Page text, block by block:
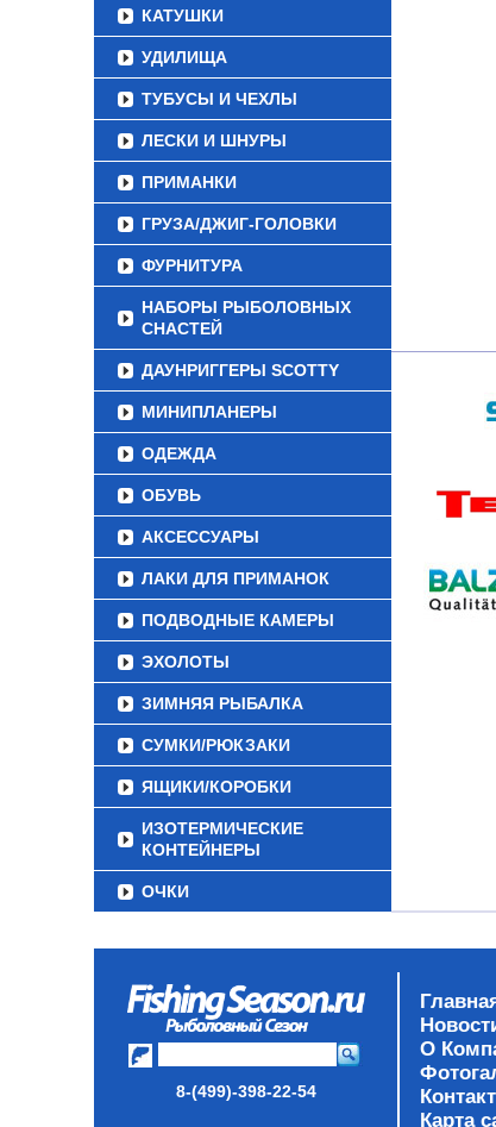
КАТУШКИ
УДИЛИЩА
ТУБУСЫ И ЧЕХЛЫ
ЛЕСКИ И ШНУРЫ
ПРИМАНКИ
ГРУЗА/ДЖИГ-ГОЛОВКИ
ФУРНИТУРА
НАБОРЫ РЫБОЛОВНЫХ
СНАСТЕЙ
ДАУНРИГГЕРЫ SCOTTY
МИНИПЛАНЕРЫ
ОДЕЖДА
ОБУВЬ
АКСЕССУАРЫ
ЛАКИ ДЛЯ ПРИМАНОК
ПОДВОДНЫЕ КАМЕРЫ
ЭХОЛОТЫ
ЗИМНЯЯ РЫБАЛКА
СУМКИ/РЮКЗАКИ
ЯЩИКИ/КОРОБКИ
ИЗОТЕРМИЧЕСКИЕ
КОНТЕЙНЕРЫ
ОЧКИ
8-(499)-398-22-54
О
Карта